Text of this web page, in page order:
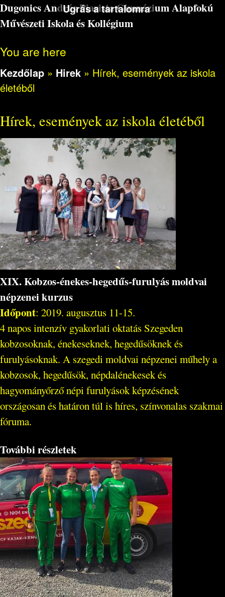
Ugrás a tartalomra
Dugonics András Piarista Gimnázium Alapfokú
Művészeti Iskola és Kollégium
You are here
Kezdőlap » Hirek » Hírek, események az iskola
életéből
Hírek, események az iskola életéből
XIX. Kobzos-énekes-hegedűs-furulyás moldvai
népzenei kurzus
Időpont: 2019. augusztus 11-15.
4 napos intenzív gyakorlati oktatás Szegeden
kobzosoknak, énekeseknek, hegedűsöknek és
furulyásoknak. A szegedi moldvai népzenei műhely a
kobzosok, hegedűsök, népdalénekesek és
hagyományőrző népi furulyások képzésének
országosan és határon túl is híres, színvonalas szakmai
fóruma.
További részletek